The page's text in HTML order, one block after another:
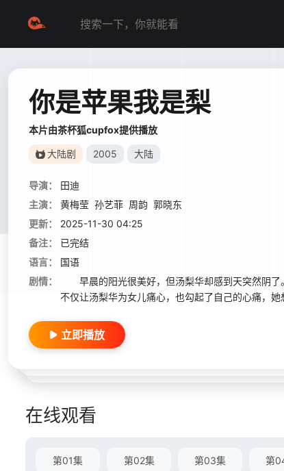
你是苹果我是梨
本片由茶杯狐cupfox提供播放
大陆剧 2005 大陆
导演：
田迪
主演：
黄梅莹 孙艺菲 周韵 郭晓东
更新：
2025-11-30 04:25
备注：
已完结
语言：
国语
剧情：
早晨的阳光很美好，但汤梨华却感到天突然阴了
不仅让汤梨华为女儿痛心，也勾起了自己的心痛，
立即播放
在线观看
第01集 第02集 第03集 第